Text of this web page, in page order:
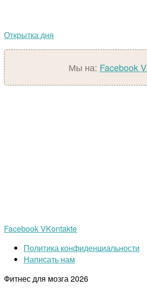
Открытка дня
Мы на: Facebook
FacebookVKontakte
Политика конфиденциальности
Написать нам
Фитнес для мозга2026